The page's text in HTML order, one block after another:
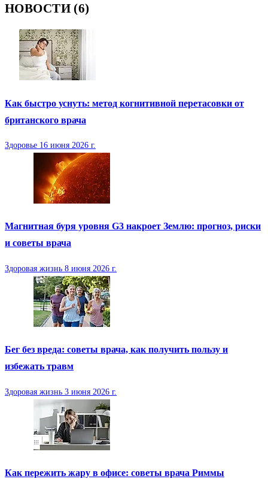
НОВОСТИ (6)
Как быстро уснуть: метод когнитивной перетасовки от
британского врача
Здоровье 16 июня 2026 г.
Магнитная буря уровня G3 накроет Землю: прогноз, риски
и советы врача
Здоровая жизнь 8 июня 2026 г.
Бег без вреда: советы врача, как получить пользу и
избежать травм
Здоровая жизнь 3 июня 2026 г.
Как пережить жару в офисе: советы врача Риммы